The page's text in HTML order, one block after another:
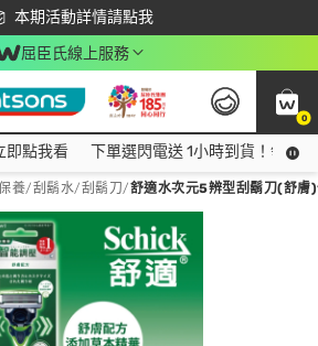
本期活動詳情請點我
下載app最高回饋$350
屈臣氏線上服務
0
我看
即點我看 下單選閃電送 1小時到貨！領神
養/刮鬍水/刮鬍刀/舒適水次元5辨型刮鬍刀(舒膚